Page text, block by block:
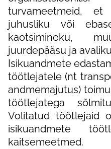
turvameetmeid, et
juhusliku või
kaotsimineku,
juurdepääsu ja
Isikuandmete
töötlejatele (nt
andmemajutus)
töötlejatega
Volitatud töötlejaid
isikuandmete
kaitsemeetmed.